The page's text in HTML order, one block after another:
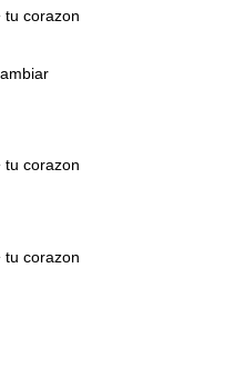
corazon
corazon
corazon